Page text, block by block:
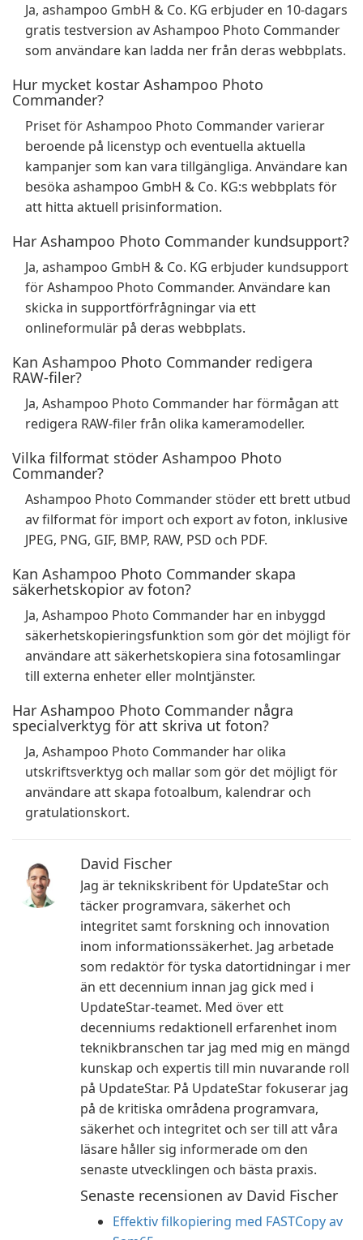
Ja, ashampoo GmbH & Co. KG erbjuder en 10-dagars
gratis testversion av Ashampoo Photo Commander
som användare kan ladda ner från deras webbplats.
Hur mycket kostar Ashampoo Photo
Commander?
Priset för Ashampoo Photo Commander varierar
beroende på licenstyp och eventuella aktuella
kampanjer som kan vara tillgängliga. Användare kan
besöka ashampoo GmbH & Co. KG:s webbplats för
att hitta aktuell prisinformation.
Har Ashampoo Photo Commander kundsupport?
Ja, ashampoo GmbH & Co. KG erbjuder kundsupport
för Ashampoo Photo Commander. Användare kan
skicka in supportförfrågningar via ett
onlineformulär på deras webbplats.
Kan Ashampoo Photo Commander redigera
RAW-filer?
Ja, Ashampoo Photo Commander har förmågan att
redigera RAW-filer från olika kameramodeller.
Vilka filformat stöder Ashampoo Photo
Commander?
Ashampoo Photo Commander stöder ett brett utbud
av filformat för import och export av foton, inklusive
JPEG, PNG, GIF, BMP, RAW, PSD och PDF.
Kan Ashampoo Photo Commander skapa
säkerhetskopior av foton?
Ja, Ashampoo Photo Commander har en inbyggd
säkerhetskopieringsfunktion som gör det möjligt för
användare att säkerhetskopiera sina fotosamlingar
till externa enheter eller molntjänster.
Har Ashampoo Photo Commander några
specialverktyg för att skriva ut foton?
Ja, Ashampoo Photo Commander har olika
utskriftsverktyg och mallar som gör det möjligt för
användare att skapa fotoalbum, kalendrar och
gratulationskort.
David Fischer
Jag är teknikskribent för UpdateStar och
täcker programvara, säkerhet och
integritet samt forskning och innovation
inom informationssäkerhet. Jag arbetade
som redaktör för tyska datortidningar i mer
än ett decennium innan jag gick med i
UpdateStar-teamet. Med över ett
decenniums redaktionell erfarenhet inom
teknikbranschen tar jag med mig en mängd
kunskap och expertis till min nuvarande roll
på UpdateStar. På UpdateStar fokuserar jag
på de kritiska områdena programvara,
säkerhet och integritet och ser till att våra
läsare håller sig informerade om den
senaste utvecklingen och bästa praxis.
Senaste recensionen av David Fischer
Effektiv filkopiering med FASTCopy av